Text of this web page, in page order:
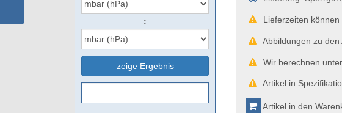
:
zeige Ergebnis
Lieferzeiten können
Abbildungen zu den
Wir berechnen
Artikel in
Artikel in den